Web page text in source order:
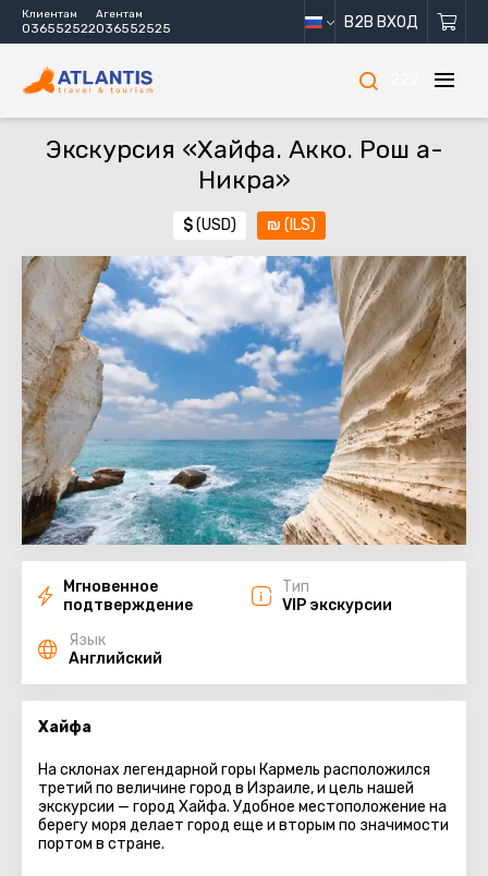
Клиентам
036552522
Агентам
036552525 B2B ВХОД
Экскурсия «Хайфа. Акко. Рош а-
Никра»
$(USD) ₪ (ILS)
Мгновенное
подтверждение
Тип
VIP экскурсии
Язык
Английский
Хайфа
На склонах легендарной горы Кармель расположился
третий по величине город в Израиле, и цель нашей
экскурсии — город Хайфа. Удобное местоположение на
берегу моря делает город еще и вторым по значимости
портом в стране.